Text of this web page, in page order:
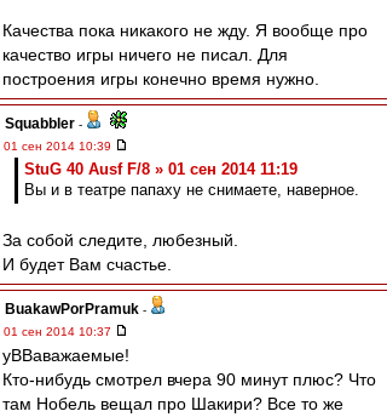
Качества пока никакого не жду. Я вообще про
качество игры ничего не писал. Для
построения игры конечно время нужно.
Squabbler -
01 сен 2014 10:39
StuG 40 Ausf F/8 » 01 сен 2014 11:19
Вы и в театре папаху не снимаете, наверное.
За собой следите, любезный.
И будет Вам счастье.
BuakawPorPramuk -
01 сен 2014 10:37
уВВаважаемые!
Кто-нибудь смотрел вчера 90 минут плюс? Что
там Нобель вещал про Шакири? Все то же